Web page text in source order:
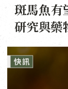
斑馬魚有
研究與藥